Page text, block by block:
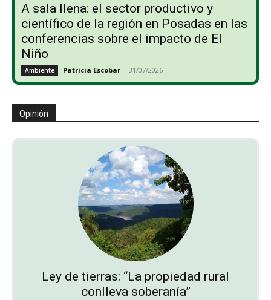
A sala llena: el sector productivo y
científico de la región en Posadas en las
conferencias sobre el impacto de El
Niño
Ambiente Patricia Escobar - 31/07/2026
Opinión
Ley de tierras: “La propiedad rural
conlleva soberanía”